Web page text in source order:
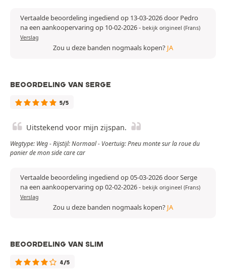
Vertaalde beoordeling ingediend op 13-03-2026 door Pedro
na een aankoopervaring op 10-02-2026- bekijk origineel (Frans)
Verslag
Zou u deze banden nogmaals kopen? JA
BEOORDELING VAN SERGE
5/5
Uitstekend voor mijn zijspan.
Wegtype: Weg - Rijstijl: Normaal - Voertuig: Pneu monte sur la roue du
panier de mon side care car
Vertaalde beoordeling ingediend op 05-03-2026 door Serge
na een aankoopervaring op 02-02-2026- bekijk origineel (Frans)
Verslag
Zou u deze banden nogmaals kopen? JA
BEOORDELING VAN SLIM
4/5